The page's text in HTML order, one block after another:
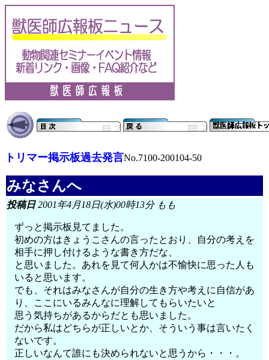
トリマー掲示板過去発言No.7100-200104-50
みなさんへ
投稿日2001年4月18日(水)00時13分 もも
ずっと掲示板見てました。
初めの方はきょうこさんの言ったとおり、自分の考えを
相手に押し付けるような書き方だな、
と思いました。あれを見て何人かは不愉快に思った人も
いると思います。
でも、それはみなさんが自分の生き方や考えに自信があ
り、ここにいるみんなに理解してもらいたいと
思う気持ちがあるからだとも思いました。
だから私はどちらが正しいとか、そういう事は言いたく
ないです。
正しいなんて誰にも決められないと思うから・・・。